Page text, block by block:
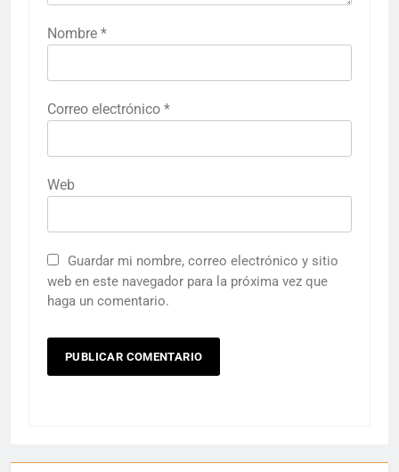
Nombre *
Correo electrónico *
Web
Guardar mi nombre, correo electrónico y sitio
web en este navegador para la próxima vez que
haga un comentario.